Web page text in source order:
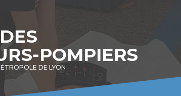
POMPIERS
DE LYON